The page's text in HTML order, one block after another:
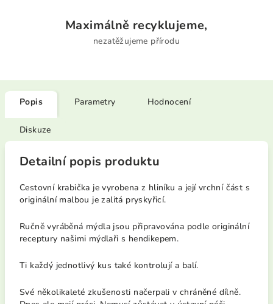
Maximálně recyklujeme,
nezatěžujeme přírodu
Popis Parametry Hodnocení
Diskuze
Detailní popis produktu
Cestovní krabička je vyrobena z hliníku a její vrchní část s
originální malbou je zalitá pryskyřicí.
Ručně vyráběná mýdla jsou připravována podle originální
receptury našimi mýdlaři s hendikepem.
Ti každý jednotlivý kus také kontrolují a balí.
Své několikaleté zkušenosti načerpali v chráněné dílně.